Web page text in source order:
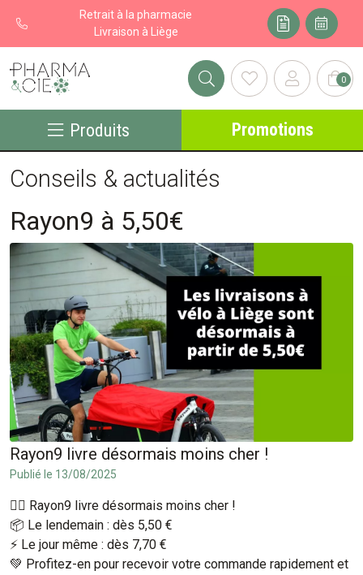
Retrait à la pharmacie
Livraison à Liège
Pharma&cie - Pharmacie des Franchises Votre export 0
Produits Promotions
Conseils & actualités
Rayon9 à 5,50€
Rayon9 livre désormais moins cher !
Publié le 13/08/2025
🚴‍♂️ Rayon9 livre désormais moins cher !
📦 Le lendemain : dès 5,50 €
⚡ Le jour même : dès 7,70 €
💚 Profitez-en pour recevoir votre commande rapidement et